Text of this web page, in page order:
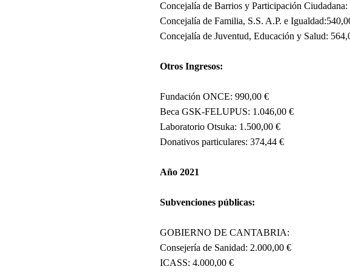
Concejalía de Barrios y Participación
Concejalía de Familia, S.S. A.P. e
Concejalía de Juventud, Educación y Salud:
Otros Ingresos:
Fundación ONCE: 990,00 €
Beca GSK-FELUPUS: 1.046,00 €
Laboratorio Otsuka: 1.500,00 €
Donativos particulares: 374,44 €
Año 2021
Subvenciones públicas:
GOBIERNO DE CANTABRIA:
Consejería de Sanidad: 2.000,00 €
ICASS: 4.000,00 €